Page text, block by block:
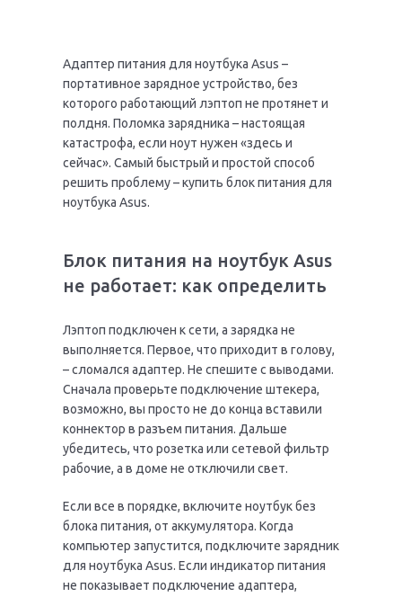
Адаптер питания для ноутбука Asus –
портативное зарядное устройство, без
которого работающий лэптоп не протянет и
полдня. Поломка зарядника – настоящая
катастрофа, если ноут нужен «здесь и
сейчас». Самый быстрый и простой способ
решить проблему – купить блок питания для
ноутбука Asus.
Блок питания на ноутбук Asus
не работает: как определить
Лэптоп подключен к сети, а зарядка не
выполняется. Первое, что приходит в голову,
– сломался адаптер. Не спешите с выводами.
Сначала проверьте подключение штекера,
возможно, вы просто не до конца вставили
коннектор в разъем питания. Дальше
убедитесь, что розетка или сетевой фильтр
рабочие, а в доме не отключили свет.
Если все в порядке, включите ноутбук без
блока питания, от аккумулятора. Когда
компьютер запустится, подключите зарядник
для ноутбука Asus. Если индикатор питания
не показывает подключение адаптера,